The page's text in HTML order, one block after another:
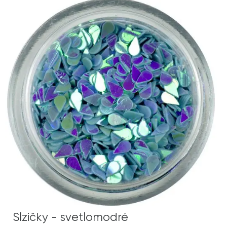
Slzičky - svetlomodré